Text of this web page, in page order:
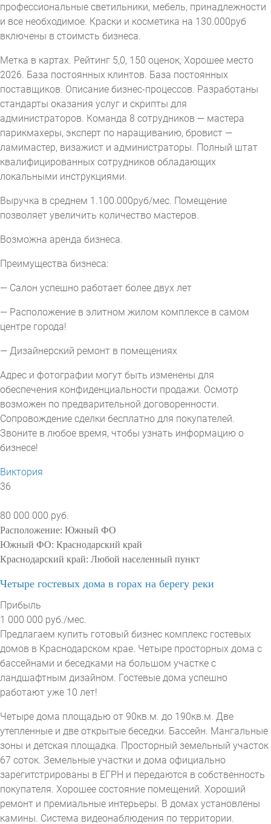
профессиональные светильники, мебель, принадлежности
и все необходимое. Краски и косметика на 130.000руб
включены в стоимсть бизнеса.
Метка в картах. Рейтинг 5,0, 150 оценок, Хорошее место
2026. База постоянных клинтов. База постоянных
поставщиков. Описание бизнес-процессов. Разработаны
стандарты оказания услуг и скрипты для
администраторов. Команда 8 сотрудников — мастера
парикмахеры, эксперт по наращиванию, бровист —
ламимастер, визажист и администраторы. Полный штат
квалифицированных сотрудников обладающих
локальными инструкциями.
Выручка в среднем 1.100.000руб/мес. Помещение
позволяет увеличить количество мастеров.
Возможна аренда бизнеса.
Преимущества бизнеса:
— Салон успешно работает более двух лет
— Расположение в элитном жилом комплексе в самом
центре города!
— Дизайнерский ремонт в помещениях
Адрес и фотографии могут быть изменены для
обеспечения конфиденциальности продажи. Осмотр
возможен по предварительной договоренности.
Сопровождение сделки бесплатно для покупателей.
Звоните в любое время, чтобы узнать информацию о
бизнесе!
Виктория
36
80 000 000 руб.
Расположение: Южный ФО
Южный ФО: Краснодарский край
Краснодарский край: Любой населенный пункт
Четыре гостевых дома в горах на берегу реки
Прибыль
1 000 000 руб./мес.
Предлагаем купить готовый бизнес комплекс гостевых
домов в Краснодарском крае. Четыре просторных дома с
бассейнами и беседками на большом участке с
ландшафтным дизайном. Гостевые дома успешно
работают уже 10 лет!
Четыре дома площадью от 90кв.м. до 190кв.м. Две
утепленные и две открытые беседки. Бассейн. Мангальные
зоны и детская площадка. Просторный земельный участок
67 соток. Земельные участки и дома официально
зарегитстрированы в ЕГРН и передаются в собственность
покупателя. Хорошее состояние помещений. Хороший
ремонт и премиальные интерьеры. В домах установлены
камины. Система видеонаблюдения по территории.